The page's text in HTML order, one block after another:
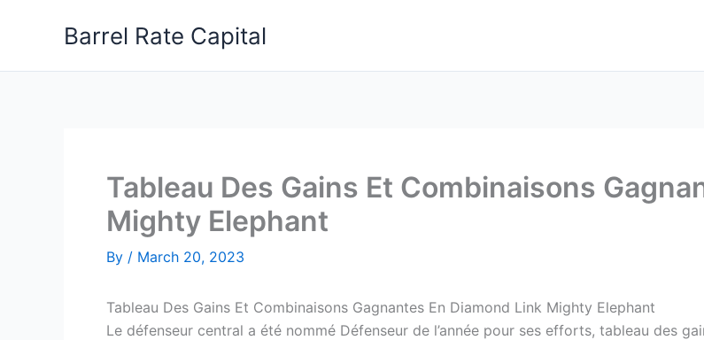
Barrel Rate Capital
Tableau Des Gains Et Combinaisons
Mighty Elephant
By / March 20, 2023
Tableau Des Gains Et Combinaisons Gagnantes En Diamond Link Mighty Elephant
Le défenseur central a été nommé Défenseur de l’année pour ses efforts, tableau des